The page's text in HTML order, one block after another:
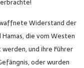
Widerstand der
die vom Westen
und ihre Führer
oder wurden